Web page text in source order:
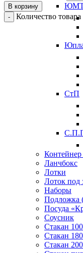
СтП
Ланчбокс
Лотки
Лоток под
Наборы
Подложка
Посуда
Соусник
Стакан
Стакан
Стакан
В корзину
Количество